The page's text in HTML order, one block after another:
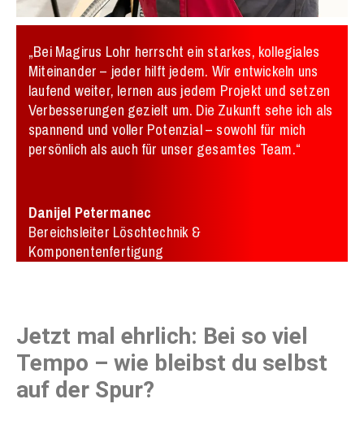
„Bei Magirus Lohr herrscht ein starkes, kollegiales
Miteinander – jeder hilft jedem. Wir entwickeln uns
laufend weiter, lernen aus jedem Projekt und setzen
Verbesserungen gezielt um. Die Zukunft sehe ich als
spannend und voller Potenzial – sowohl für mich
persönlich als auch für unser gesamtes Team.“
Danijel Petermanec
Bereichsleiter Löschtechnik &
Komponentenfertigung
Jetzt mal ehrlich: Bei so viel
Tempo – wie bleibst du selbst
auf der Spur?